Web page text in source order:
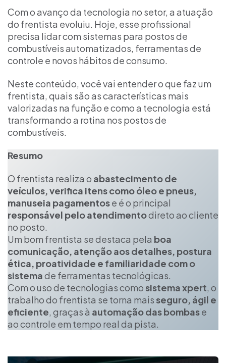
Com o avanço da tecnologia no setor, a atuação
do frentista evoluiu. Hoje, esse profissional
precisa lidar com sistemas para postos de
combustíveis automatizados, ferramentas de
controle e novos hábitos de consumo.
Neste conteúdo, você vai entender o que faz um
frentista, quais são as características mais
valorizadas na função e como a tecnologia está
transformando a rotina nos postos de
combustíveis.
Resumo
O frentista realiza o abastecimento de
veículos, verifica itens como óleo e pneus,
manuseia pagamentose é o principal
responsável pelo atendimentodireto ao cliente
no posto.
Um bom frentista se destaca pela boa
comunicação, atenção aos detalhes, postura
ética, proatividade e familiaridade com o
sistemade ferramentas tecnológicas.
Com o uso de tecnologias comosistema xpert, o
trabalho do frentista se torna maisseguro, ágil e
eficiente, graças à automação das bombase
ao controle em tempo real da pista.